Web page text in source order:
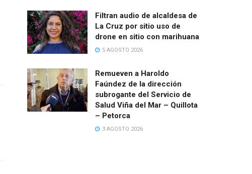
Filtran audio de alcaldesa de
La Cruz por sitio uso de
drone en sitio con marihuana
5 AGOSTO 2026
Remueven a Haroldo
Faúndez de la dirección
subrogante del Servicio de
Salud Viña del Mar – Quillota
– Petorca
3 AGOSTO 2026